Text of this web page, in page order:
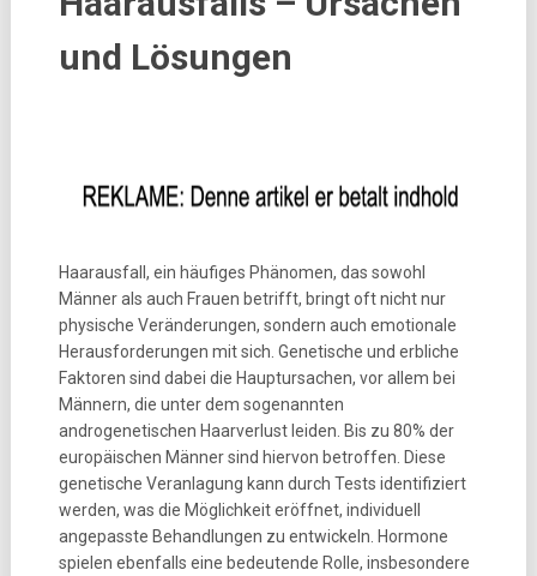
und Lösungen
Haarausfall, ein häufiges Phänomen, das sowohl
Männer als auch Frauen betrifft, bringt oft nicht nur
physische Veränderungen, sondern auch emotionale
Herausforderungen mit sich. Genetische und erbliche
Faktoren sind dabei die Hauptursachen, vor allem bei
Männern, die unter dem sogenannten
androgenetischen Haarverlust leiden. Bis zu 80% der
europäischen Männer sind hiervon betroffen. Diese
genetische Veranlagung kann durch Tests identifiziert
werden, was die Möglichkeit eröffnet, individuell
angepasste Behandlungen zu entwickeln. Hormone
spielen ebenfalls eine bedeutende Rolle, insbesondere